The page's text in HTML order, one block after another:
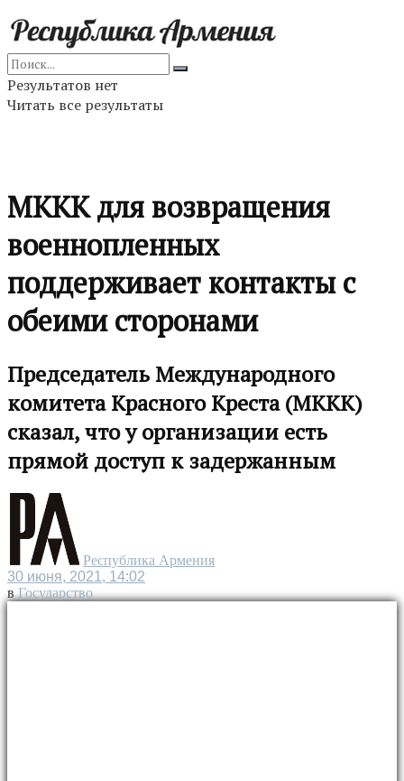
Результатов нет
Читать все результаты
МККК для возвращения
военнопленных
поддерживает контакты с
обеими сторонами
Председатель Международного
комитета Красного Креста (МККК)
сказал, что у организации есть
прямой доступ к задержанным
Республика Армения
30 июня, 2021, 14:02
в Государство